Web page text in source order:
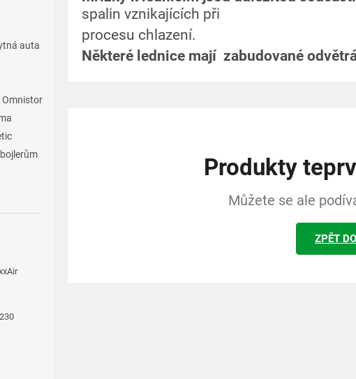
auta
Omnistor
spalin vznikajících při
procesu chlazení.
Některé lednice mají zabudované
Produkty
Můžete se ale
ZPĚT